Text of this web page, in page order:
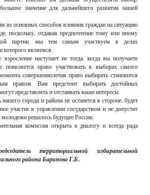
значение для дальнейшего развития нашей
из основных способов влияния граждан на ситуацию
поскольку, отдавая предпочтение тому или иному
партии, мы тем самым участвуем в делах
которого являемся.
наступает не тогда, когда вы получаете
появляется право участвовать в выборах самого
совершеннолетия право выбирать становится
правом. Вам предстоит выбирать достойных
представлять и отстаивать ваши интересы.
города и района не останется в стороне, будет
участие в управлении государством и не допустит
молодежи решалось будущее России.
комиссия открыта к диалогу и всегда рада
территориальной избирательной
района Баринова Г.Б.